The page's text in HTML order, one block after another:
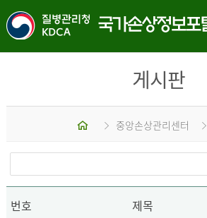
게시판
중앙손상관리센터
번호 제목